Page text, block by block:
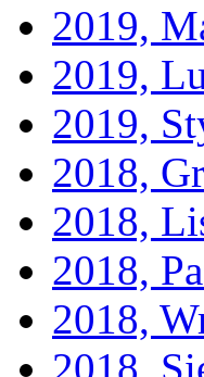
2019,
2019,
2019,
2018,
2018,
2018,
2018,
2018,